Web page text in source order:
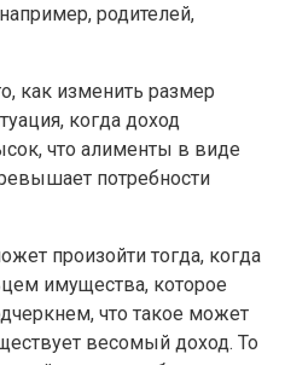
родителей,
как изменить размер
когда доход
что алименты в виде
потребности
произойти тогда, когда
имущества, которое
что такое может
весомый доход. То